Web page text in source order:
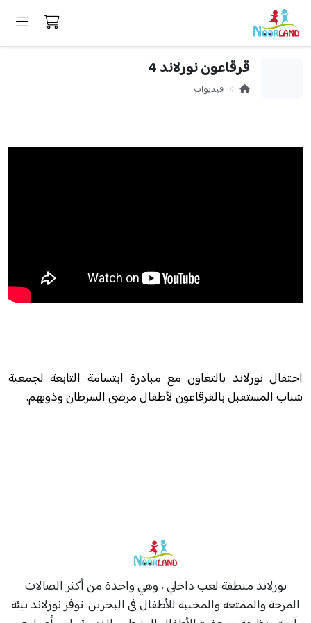
قرقاعون نورلاند 4
فيديوات
احتفال نورلاند بالتعاون مع مبادرة ابتسامة التابعة لجمعية
شباب المستقبل بالقرقاعون لأطفال مرضى السرطان وذويهم.
نورلاند منطقة لعب داخلي ، وهي واحدة من أكثر الصالات
المرحة والممتعة والمحببة للأطفال في البحرين. توفر نورلاند بيئة